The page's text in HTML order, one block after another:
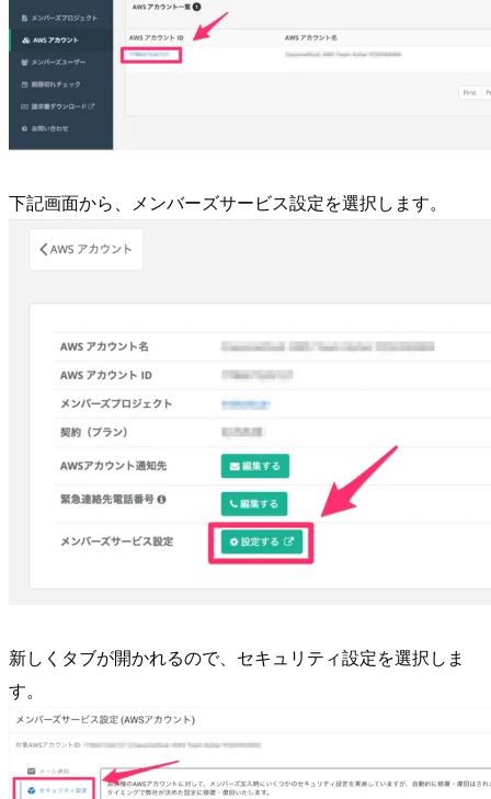
下記画面から、メンバーズサービス設定を選択します。
新しくタブが開かれるので、セキュリティ設定を選択しま
す。